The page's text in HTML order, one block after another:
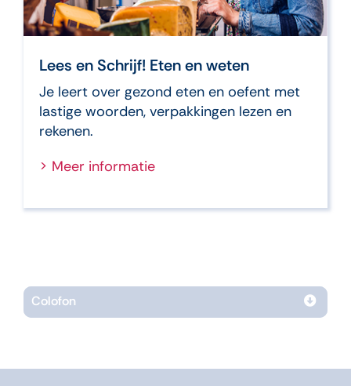
Lees en Schrijf! Eten en weten
Je leert over gezond eten en oefent met
lastige woorden, verpakkingen lezen en
rekenen.
> Meer informatie
Colofon